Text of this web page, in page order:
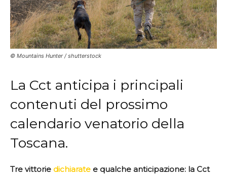
© Mountains Hunter / shutterstock
La Cct anticipa i principali
contenuti del prossimo
calendario venatorio della
Toscana.
Tre vittorie dichiarate e qualche anticipazione: la Cct